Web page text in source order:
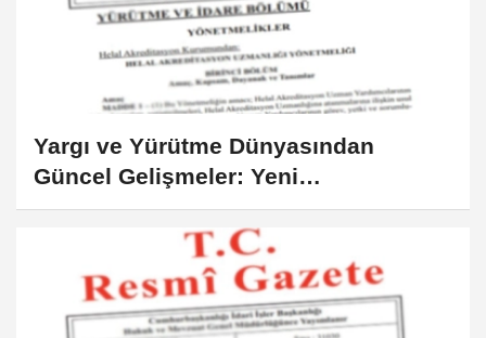
Yargı ve Yürütme Dünyasından
Güncel Gelişmeler: Yeni
Yönetmelikler ve Anayasa Mahkemesi